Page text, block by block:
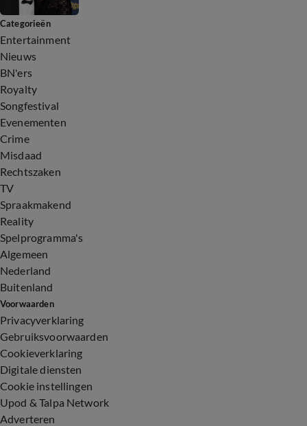
Categorieën
Entertainment
Nieuws
BN'ers
Royalty
Songfestival
Evenementen
Crime
Misdaad
Rechtszaken
TV
Spraakmakend
Reality
Spelprogramma's
Algemeen
Nederland
Buitenland
Voorwaarden
Privacyverklaring
Gebruiksvoorwaarden
Cookieverklaring
Digitale diensten
Cookie instellingen
Upod & Talpa Network
Adverteren